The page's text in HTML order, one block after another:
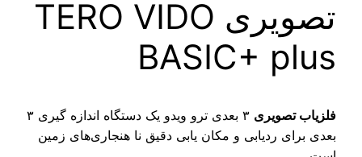
تصویری TERO VIDO
BASIC+
تصویری
۳ بعدی ترو ویدو یک دستگاه اندازه گیری ۳
برای ردیابی و مکان یابی دقیق نا هنجاری‌های زمین